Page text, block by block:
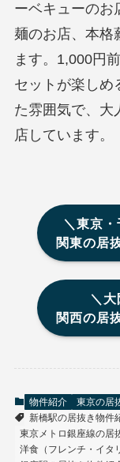
ーベキューのお
麺のお店、本格
ます。1,000円
セットが楽しめ
た雰囲気で、大
店しています。
＼東京
関東の居
＼
関西の居
物件紹介
東京の居
新橋駅の居抜き物件
東京メトロ銀座線の居
洋食（フレンチ・イタ